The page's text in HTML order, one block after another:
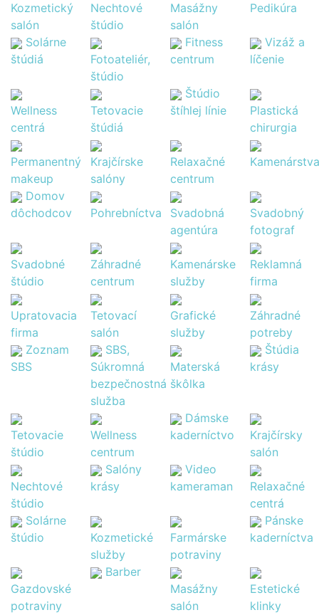
Kozmetický
salón
Nechtové
štúdio
Masážny
salón
Pedikúra
Solárne
štúdiá
Fotoateliér,
štúdio
Fitness
centrum
Vizáž a
líčenie
Wellness
centrá
Tetovacie
štúdiá
Štúdio
štíhlej línie
Plastická
chirurgia
Permanentný
makeup
Krajčírske
salóny
Relaxačné
centrum
Kamenárstva
Domov
dôchodcov
Pohrebníctva
Svadobná
agentúra
Svadobný
fotograf
Svadobné
štúdio
Záhradné
centrum
Kamenárske
služby
Reklamná
firma
Upratovacia
firma
Tetovací
salón
Grafické
služby
Záhradné
potreby
Zoznam
SBS
SBS,
Súkromná
bezpečnostná
služba
Materská
škôlka
Štúdia
krásy
Tetovacie
štúdio
Wellness
centrum
Dámske
kaderníctvo
Krajčírsky
salón
Nechtové
štúdio
Salóny
krásy
Video
kameraman
Relaxačné
centrá
Solárne
štúdio
Kozmetické
služby
Farmárske
potraviny
Pánske
kaderníctva
Gazdovské
potraviny
Barber
Masážny
salón
Estetické
klinky